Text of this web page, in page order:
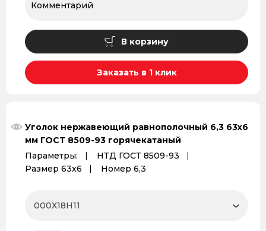
В корзину
Заказать в 1 клик
Уголок нержавеющий равнополочный 6,3 63х6
мм ГОСТ 8509-93 горячекатаный
Параметры:
НТД ГОСТ 8509-93
Размер 63х6
Номер 6,3